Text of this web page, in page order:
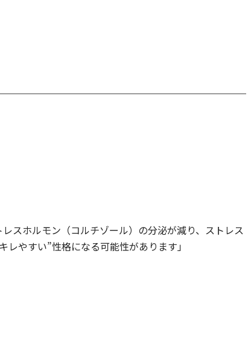
スホルモン（コルチゾール）の分泌が減り、ストレス
やすい”性格になる可能性があります」